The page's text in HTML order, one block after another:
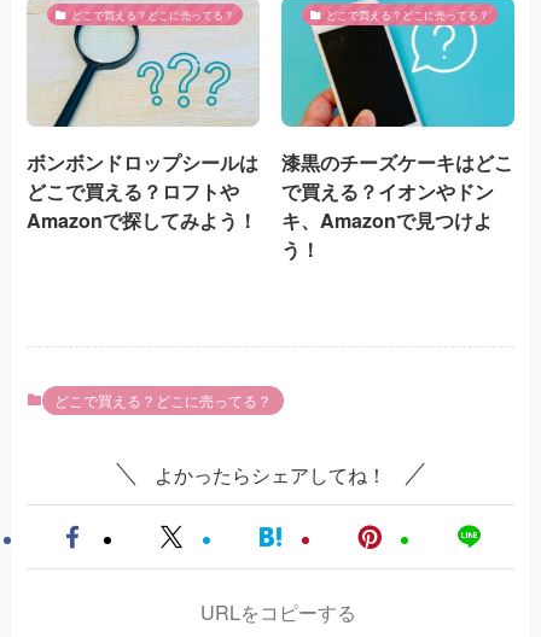
どこで買える？どこに売ってる？
ボンボンドロップシールは
どこで買える？ロフトや
Amazonで探してみよう！
どこで買える？どこに売ってる？
漆黒のチーズケーキはどこ
で買える？イオンやドン
キ、Amazonで見つけよ
う！
どこで買える？どこに売ってる？
よかったらシェアしてね！
URLをコピーする